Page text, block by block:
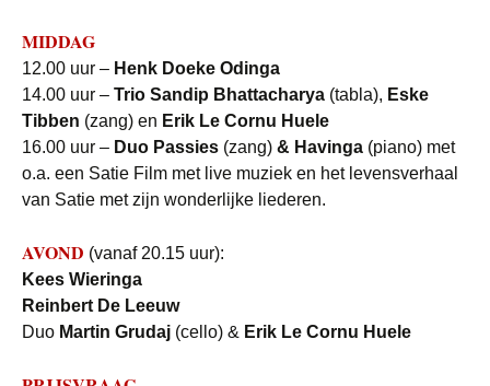
MIDDAG
12.00 uur – Henk Doeke Odinga
14.00 uur – Trio Sandip Bhattacharya (tabla), Eske
Tibben (zang) en Erik Le Cornu Huele
16.00 uur – Duo Passies (zang) & Havinga (piano) met
o.a. een Satie Film met live muziek en het levensverhaal
van Satie met zijn wonderlijke liederen.
AVOND (vanaf 20.15 uur):
Kees Wieringa
Reinbert De Leeuw
Duo Martin Grudaj (cello) & Erik Le Cornu Huele